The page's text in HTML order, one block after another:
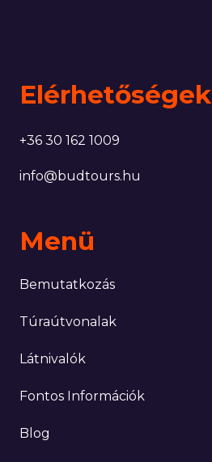
Elérhetőségek
+36 30 162 1009
info@budtours.hu
Menü
Bemutatkozás
Túraútvonalak
Látnivalók
Fontos Információk
Blog